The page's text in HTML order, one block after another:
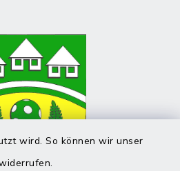
wird. So können wir unser